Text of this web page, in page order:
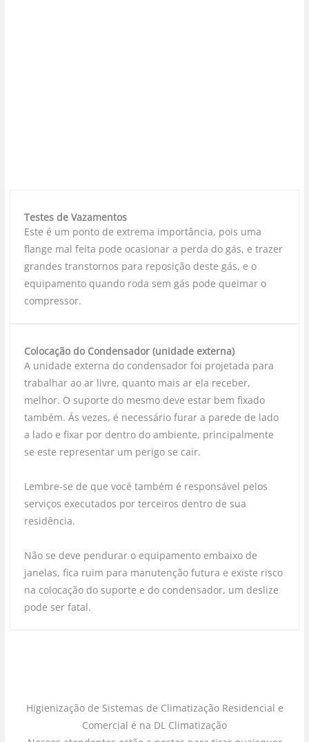
Testes de Vazamentos
Este é um ponto de extrema importância, pois uma
flange mal feita pode ocasionar a perda do gás, e trazer
grandes transtornos para reposição deste gás, e o
equipamento quando roda sem gás pode queimar o
compressor.
Colocação do Condensador (unidade externa)
A unidade externa do condensador foi projetada para
trabalhar ao ar livre, quanto mais ar ela receber,
melhor. O suporte do mesmo deve estar bem fixado
também. Ás vezes, é necessário furar a parede de lado
a lado e fixar por dentro do ambiente, principalmente
se este representar um perigo se cair.
Lembre-se de que você também é responsável pelos
serviços executados por terceiros dentro de sua
residência.
Não se deve pendurar o equipamento embaixo de
janelas, fica ruim para manutenção futura e existe risco
na colocação do suporte e do condensador, um deslize
pode ser fatal.
Higienização de Sistemas de Climatização Residencial e
Comercial é na DL Climatização